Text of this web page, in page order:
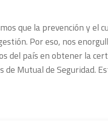
que la prevención y el
Por eso, nos
del país en obtener la
de Mutual de Seguridad.